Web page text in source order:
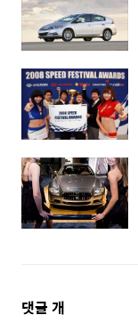
댓
댓글 개